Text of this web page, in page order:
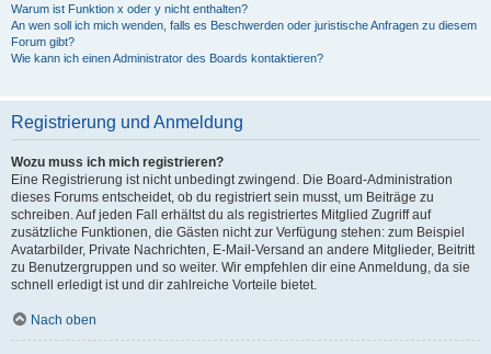
Warum ist Funktion x oder y nicht enthalten?
An wen soll ich mich wenden, falls es Beschwerden oder juristische Anfragen zu diesem
Forum gibt?
Wie kann ich einen Administrator des Boards kontaktieren?
Registrierung und Anmeldung
Wozu muss ich mich registrieren?
Eine Registrierung ist nicht unbedingt zwingend. Die Board-Administration
dieses Forums entscheidet, ob du registriert sein musst, um Beiträge zu
schreiben. Auf jeden Fall erhältst du als registriertes Mitglied Zugriff auf
zusätzliche Funktionen, die Gästen nicht zur Verfügung stehen: zum Beispiel
Avatarbilder, Private Nachrichten, E-Mail-Versand an andere Mitglieder, Beitritt
zu Benutzergruppen und so weiter. Wir empfehlen dir eine Anmeldung, da sie
schnell erledigt ist und dir zahlreiche Vorteile bietet.
Nach oben